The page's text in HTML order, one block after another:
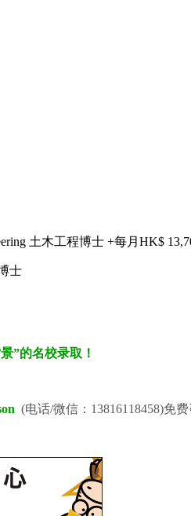
土木工程博士 +每月HK$
士
”的名校录取！
(电话/微信：13816118458)免